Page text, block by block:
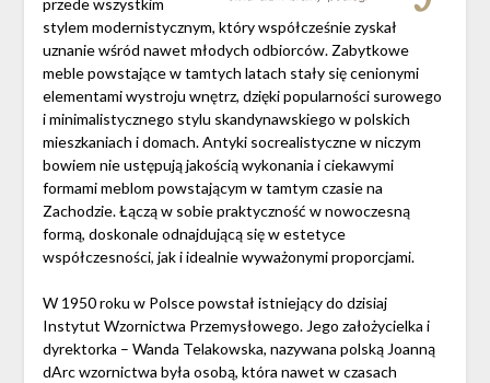
stylem modernistycznym, który współcześnie zyskał
uznanie wśród nawet młodych odbiorców. Zabytkowe
meble powstające w tamtych latach stały się cenionymi
elementami wystroju wnętrz, dzięki popularności surowego
i minimalistycznego stylu skandynawskiego w polskich
mieszkaniach i domach. Antyki socrealistyczne w niczym
bowiem nie ustępują jakością wykonania i ciekawymi
formami meblom powstającym w tamtym czasie na
Zachodzie. Łączą w sobie praktyczność w nowoczesną
formą, doskonale odnajdującą się w estetyce
współczesności, jak i idealnie wyważonymi proporcjami.
W 1950 roku w Polsce powstał istniejący do dzisiaj
Instytut Wzornictwa Przemysłowego. Jego założycielka i
dyrektorka – Wanda Telakowska, nazywana polską Joanną
dArc wzornictwa była osobą, która nawet w czasach